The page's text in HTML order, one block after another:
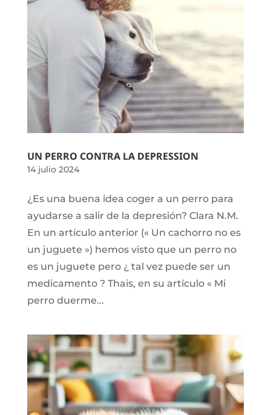
UN PERRO CONTRA LA DEPRESSION
14 julio 2024
¿Es una buena idea coger a un perro para
ayudarse a salir de la depresión? Clara N.M.
En un artículo anterior (« Un cachorro no es
un juguete ») hemos visto que un perro no
es un juguete pero ¿ tal vez puede ser un
medicamento ? Thais, en su artículo « Mi
perro duerme...